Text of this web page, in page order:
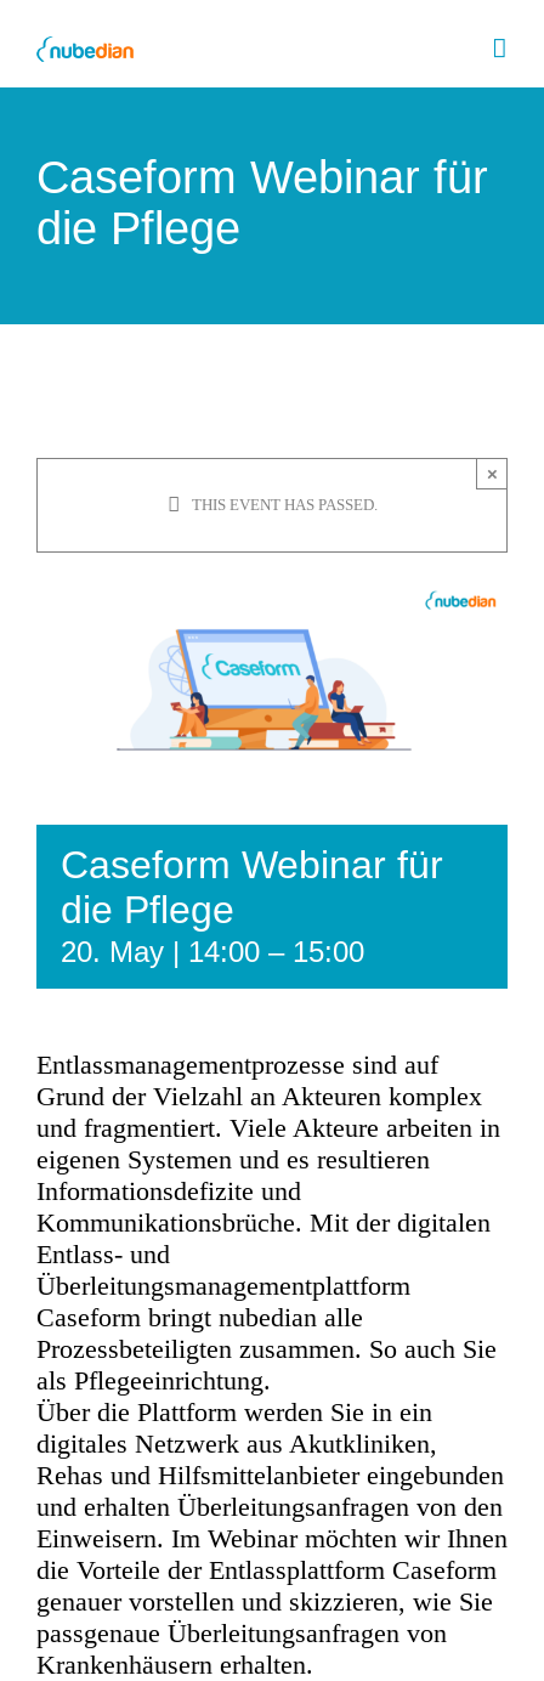
Caseform Webinar für
die Pflege
THIS EVENT HAS PASSED.
×
Caseform Webinar für
die Pflege
20. May | 14:00 – 15:00
Entlassmanagementprozesse sind auf
Grund der Vielzahl an Akteuren komplex
und fragmentiert. Viele Akteure arbeiten in
eigenen Systemen und es resultieren
Informationsdefizite und
Kommunikationsbrüche. Mit der digitalen
Entlass- und
Überleitungsmanagementplattform
Caseform bringt nubedian alle
Prozessbeteiligten zusammen. So auch Sie
als Pflegeeinrichtung.
Über die Plattform werden Sie in ein
digitales Netzwerk aus Akutkliniken,
Rehas und Hilfsmittelanbieter eingebunden
und erhalten Überleitungsanfragen von den
Einweisern. Im Webinar möchten wir Ihnen
die Vorteile der Entlassplattform Caseform
genauer vorstellen und skizzieren, wie Sie
passgenaue Überleitungsanfragen von
Krankenhäusern erhalten.